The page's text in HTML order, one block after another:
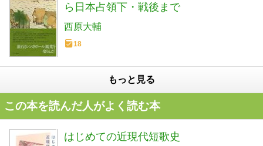
ら日本占領下・戦後まで
西原大輔
18
もっと見る
この本を読んだ人がよく読む本
はじめての近現代短歌史